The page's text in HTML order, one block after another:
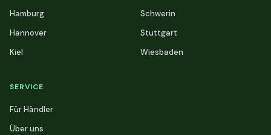
Hamburg
Hannover
Kiel
Schwerin
Stuttgart
Wiesbaden
SERVICE
Für Händler
Über uns